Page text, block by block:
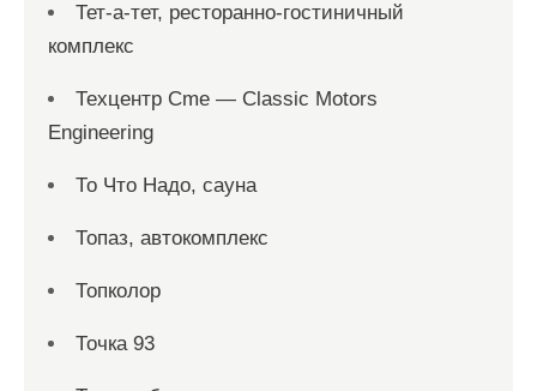
Тет-а-тет, ресторанно-гостиничный
комплекс
Техцентр Cme — Classic Motors
Engineering
То Что Надо, сауна
Топаз, автокомплекс
Топколор
Точка 93